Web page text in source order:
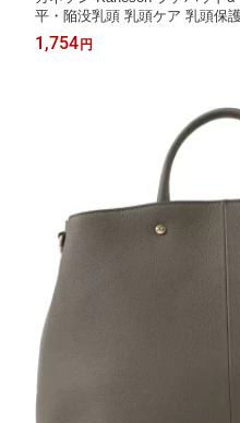
平・陥没乳頭 乳頭ケア 乳頭保
前 産後 マタニティ ママ 新生児
1,754円